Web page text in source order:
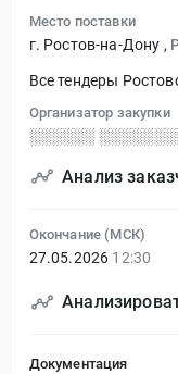
Место поставки
г. Ростов-на-Дону ,
Все тендеры
Организатор закупки
░░░░░░
Анализ
Окончание (МСК)
27.05.2026 12:30
Документация